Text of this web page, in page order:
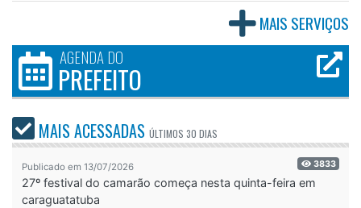
MAIS SERVIÇOS
AGENDA DO
PREFEITO
MAIS ACESSADAS ÚLTIMOS 30 DIAS
Publicado em 13/07/2026 3833
27º festival do camarão começa nesta quinta-feira em
caraguatatuba